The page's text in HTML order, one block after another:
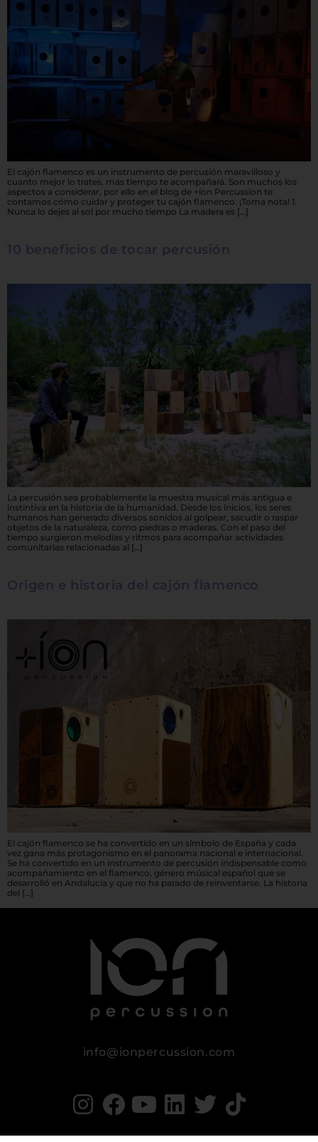
El cajón flamenco es un instrumento de percusión maravilloso y
cuanto mejor lo trates, más tiempo te acompañará. Son muchos los
aspectos a considerar, por ello en el blog de +íon Percussion te
contamos cómo cuidar y proteger tu cajón flamenco. ¡Toma nota! 1.
Nunca lo dejes al sol por mucho tiempo La madera es […]
10 beneficios de tocar percusión
La percusión sea probablemente la muestra musical más antigua e
instintiva en la historia de la humanidad. Desde los inicios, los seres
humanos han generado diversos sonidos al golpear, sacudir o raspar
objetos de la naturaleza, como piedras o maderas. Con el paso del
tiempo surgieron melodías y ritmos para acompañar actividades
comunitarias relacionadas al […]
Origen e historia del cajón flamenco
El cajón flamenco se ha convertido en un símbolo de España y cada
vez gana más protagonismo en el panorama nacional e internacional.
Se ha convertido en un instrumento de percusión indispensable como
acompañamiento en el flamenco, género músical español que se
desarrolló en Andalucía y que no ha parado de reinventarse. La historia
del […]
info@ionpercussion.com